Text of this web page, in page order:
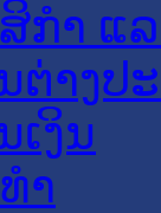
ກຳ ແ
ຕ່າງປ
ເງິນ
າ